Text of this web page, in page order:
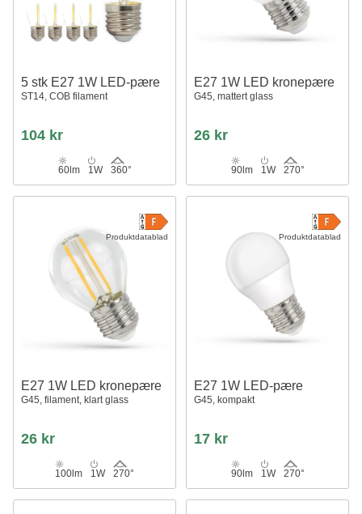
5 stk E27 1W LED-pære
ST14, COB filament
104 kr
60lm 1W 360°
E27 1W LED kronepære
G45, mattert glass
26 kr
90lm 1W 270°
Produktdatablad
E27 1W LED kronepære
G45, filament, klart glass
26 kr
100lm 1W 270°
Produktdatablad
E27 1W LED-pære
G45, kompakt
17 kr
90lm 1W 270°